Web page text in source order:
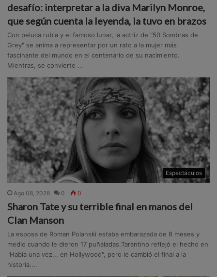
desafío: interpretar a la diva Marilyn Monroe,
que según cuenta la leyenda, la tuvo en brazos
Con peluca rubia y el famoso lunar, la actriz de "50 Sombras de
Grey" se anima a representar por un rato a la mujer más
fascinante del mundo en el centenario de su nacimiento.
Mientras, se convierte ...
Espectáculos
Ago 08, 2026 0 0
Sharon Tate y su terrible final en manos del
Clan Manson
La esposa de Roman Polanski estaba embarazada de 8 meses y
medio cuando le dieron 17 puñaladas.Tarantino reflejó el hecho en
"Había una vez... en Hollywood", pero le cambió el final a la
historia....